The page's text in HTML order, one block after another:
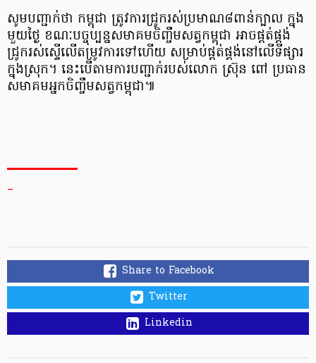
សូម​បញ្ជាក់​ថា កម្ពុជា ត្រូវការ​ជ្រូក​រស់​ប្រមាណ​៨​ពាន់​ក្បាល ក្នុង​
មួយ​ថ្ងៃ ខណៈ​បច្ចុប្បន្ន​សមាគម​ចិញ្ចឹមសត្វ​កម្ពុជា អាច​ផ្គត់ផ្គង់​
ជ្រូក​រស់​ស្ទើ​លើ​តម្រូវការ​ទៅ​ហើយ សម្រាប់​ផ្គត់ផ្គង់​នៅ​លើ​ទីផ្សារ​
ក្នុងស្រុក​។ នេះ​បើ​តាម​ការ​បញ្ជាក់​របស់​លោក ស្រ៊ុ​ន ពៅ ប្រធាន​
សមាគម​អ្នក​ចិញ្ចឹមសត្វ​កម្ពុជា​៕
_
Share to Facebook
Twitter
Linkedin